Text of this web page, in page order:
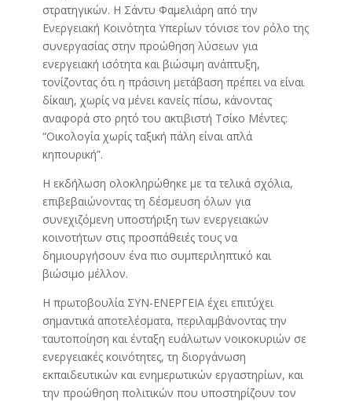
στρατηγικών. Η Σάντυ Φαμελιάρη από την
Ενεργειακή Κοινότητα Υπερίων τόνισε τον ρόλο της
συνεργασίας στην προώθηση λύσεων για
ενεργειακή ισότητα και βιώσιμη ανάπτυξη,
τονίζοντας ότι η πράσινη μετάβαση πρέπει να είναι
δίκαιη, χωρίς να μένει κανείς πίσω, κάνοντας
αναφορά στο ρητό του ακτιβιστή Τσίκο Μέντες:
“Οικολογία χωρίς ταξική πάλη είναι απλά
κηπουρική”.
Η εκδήλωση ολοκληρώθηκε με τα τελικά σχόλια,
επιβεβαιώνοντας τη δέσμευση όλων για
συνεχιζόμενη υποστήριξη των ενεργειακών
κοινοτήτων στις προσπάθειές τους να
δημιουργήσουν ένα πιο συμπεριληπτικό και
βιώσιμο μέλλον.
Η πρωτοβουλία ΣΥΝ-ΕΝΕΡΓΕΙΑ έχει επιτύχει
σημαντικά αποτελέσματα, περιλαμβάνοντας την
ταυτοποίηση και ένταξη ευάλωτων νοικοκυριών σε
ενεργειακές κοινότητες, τη διοργάνωση
εκπαιδευτικών και ενημερωτικών εργαστηρίων, και
την προώθηση πολιτικών που υποστηρίζουν τον